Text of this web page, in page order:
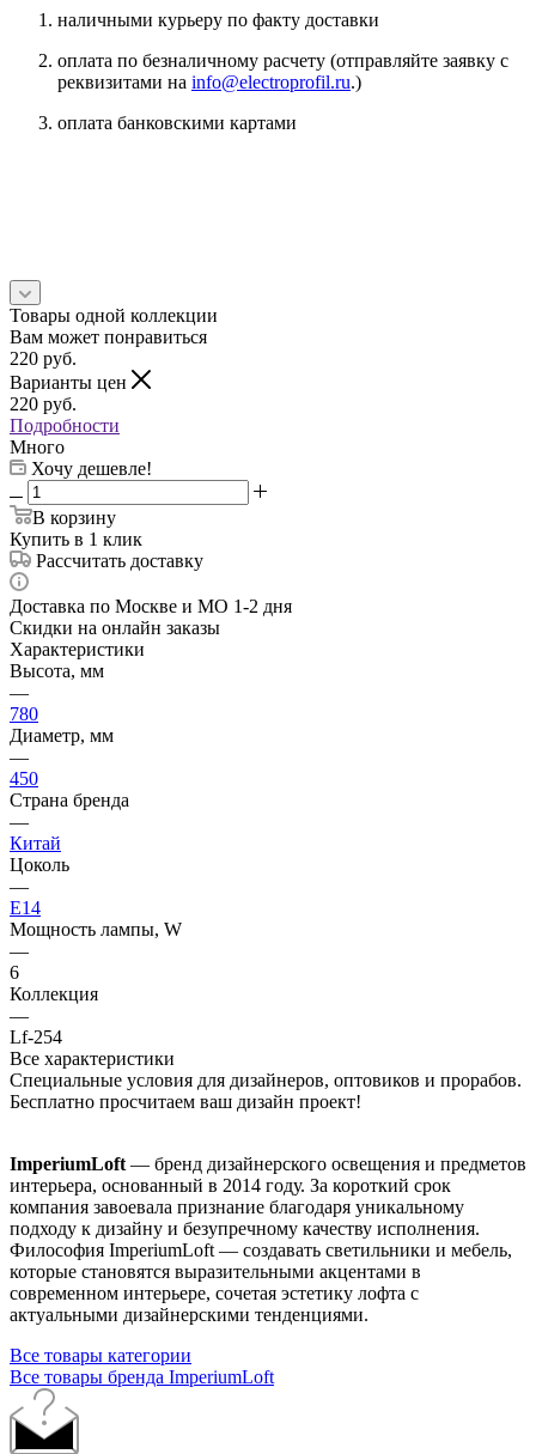
наличными курьеру по факту доставки
оплата по безналичному расчету (отправляйте заявку с
реквизитами на info@electroprofil.ru.)
оплата банковскими картами
Товары одной коллекции
Вам может понравиться
220 руб.
Варианты цен
220 руб.
Подробности
Много
Хочу дешевле!
В корзину
Купить в 1 клик
Рассчитать доставку
Доставка по Москве и МО 1-2 дня
Скидки на онлайн заказы
Характеристики
Высота, мм
—
780
Диаметр, мм
—
450
Страна бренда
—
Китай
Цоколь
—
E14
Мощность лампы, W
—
6
Коллекция
—
Lf-254
Все характеристики
Специальные условия для дизайнеров, оптовиков и прорабов.
Бесплатно просчитаем ваш дизайн проект!
ImperiumLoft — бренд дизайнерского освещения и предметов
интерьера, основанный в 2014 году. За короткий срок
компания завоевала признание благодаря уникальному
подходу к дизайну и безупречному качеству исполнения.
Философия ImperiumLoft — создавать светильники и мебель,
которые становятся выразительными акцентами в
современном интерьере, сочетая эстетику лофта с
актуальными дизайнерскими тенденциями.
Все товары категории
Все товары бренда ImperiumLoft